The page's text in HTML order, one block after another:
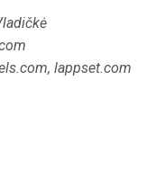
lappset.com